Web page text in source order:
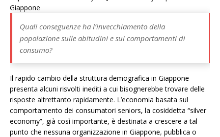
Giappone
Quali conseguenze ha l’invecchiamento della
popolazione sulle abitudini e sui comportamenti di
consumo?
Il rapido cambio della struttura demografica in Giappone
presenta alcuni risvolti inediti a cui bisognerebbe trovare delle
risposte altrettanto rapidamente. L’economia basata sul
comportamento dei consumatori seniors, la cosiddetta “silver
economy”, già così importante, è destinata a crescere a tal
punto che nessuna organizzazione in Giappone, pubblica o